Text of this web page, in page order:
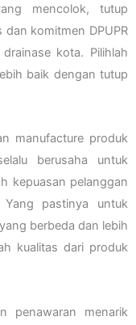
mencolok, tutup
komitmen DPUPR
kota. Pilihlah
baik dengan tutup
manufacture produk
berusaha untuk
kepuasan pelanggan
pastinya untuk
berbeda dan lebih
kualitas dari produk
penawaran menarik